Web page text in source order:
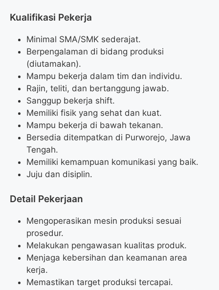
Kualifikasi Pekerja
Minimal SMA/SMK sederajat.
Berpengalaman di bidang produksi
(diutamakan).
Mampu bekerja dalam tim dan individu.
Rajin, teliti, dan bertanggung jawab.
Sanggup bekerja shift.
Memiliki fisik yang sehat dan kuat.
Mampu bekerja di bawah tekanan.
Bersedia ditempatkan di Purworejo, Jawa
Tengah.
Memiliki kemampuan komunikasi yang baik.
Juju dan disiplin.
Detail Pekerjaan
Mengoperasikan mesin produksi sesuai
prosedur.
Melakukan pengawasan kualitas produk.
Menjaga kebersihan dan keamanan area
kerja.
Memastikan target produksi tercapai.